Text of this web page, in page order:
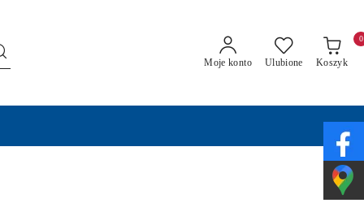
Moje konto Ulubione Koszyk
0